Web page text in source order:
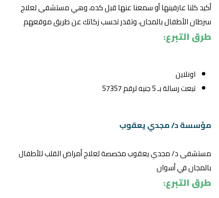
أكيد كلنا عارفينها أو سمعنا عنها قبل كده، وهي مستشفى لعلاج
سرطان الأطفال بالمجان، وتقدر تحسب زكاتك عن طريق موقعهم
طرق التبرع:
اونلاين
تبعت رسالة بـ 5 جنيه لرقم 57357
مؤسسة د/ مجدي يعقوب
مستشفى د/ مجدي يعقوب مخصصة لعلاج أمراض القلب للأطفال
بالمجان في أسوان
طرق التبرع: